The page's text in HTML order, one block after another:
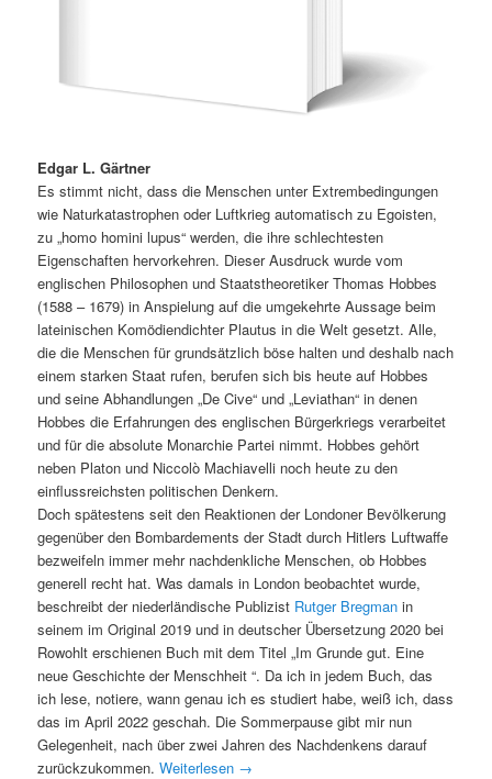
Edgar L. Gärtner
Es stimmt nicht, dass die Menschen unter Extrembedingungen
wie Naturkatastrophen oder Luftkrieg automatisch zu Egoisten,
zu „homo homini lupus“ werden, die ihre schlechtesten
Eigenschaften hervorkehren. Dieser Ausdruck wurde vom
englischen Philosophen und Staatstheoretiker Thomas Hobbes
(1588 – 1679) in Anspielung auf die umgekehrte Aussage beim
lateinischen Komödiendichter Plautus in die Welt gesetzt. Alle,
die die Menschen für grundsätzlich böse halten und deshalb nach
einem starken Staat rufen, berufen sich bis heute auf Hobbes
und seine Abhandlungen „De Cive“ und „Leviathan“ in denen
Hobbes die Erfahrungen des englischen Bürgerkriegs verarbeitet
und für die absolute Monarchie Partei nimmt. Hobbes gehört
neben Platon und Niccolò Machiavelli noch heute zu den
einflussreichsten politischen Denkern.
Doch spätestens seit den Reaktionen der Londoner Bevölkerung
gegenüber den Bombardements der Stadt durch Hitlers Luftwaffe
bezweifeln immer mehr nachdenkliche Menschen, ob Hobbes
generell recht hat. Was damals in London beobachtet wurde,
beschreibt der niederländische Publizist Rutger Bregman in
seinem im Original 2019 und in deutscher Übersetzung 2020 bei
Rowohlt erschienen Buch mit dem Titel „Im Grunde gut. Eine
neue Geschichte der Menschheit “. Da ich in jedem Buch, das
ich lese, notiere, wann genau ich es studiert habe, weiß ich, dass
das im April 2022 geschah. Die Sommerpause gibt mir nun
Gelegenheit, nach über zwei Jahren des Nachdenkens darauf
zurückzukommen.Weiterlesen →